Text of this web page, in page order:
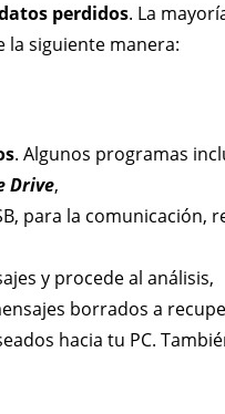
perdidos. La
la siguiente manera:
. Algunos programas
Drive,
para la comunicación,
y procede al análisis,
borrados a
hacia tu PC.